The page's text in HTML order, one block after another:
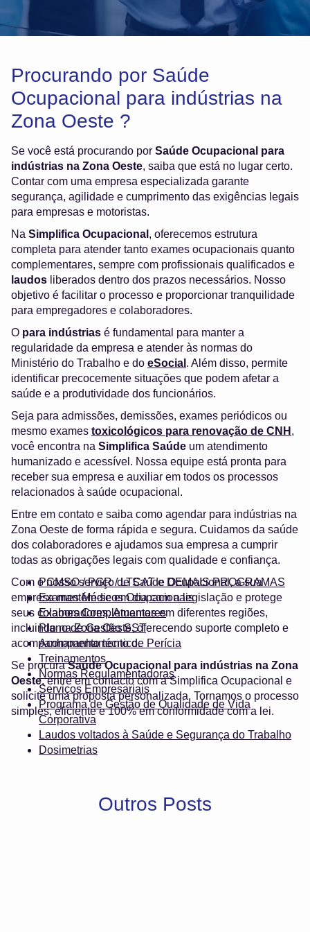
Procurando por Saúde
Ocupacional para indústrias na
Zona Oeste ?
Se você está procurando por Saúde Ocupacional para
indústrias na Zona Oeste, saiba que está no lugar certo.
Contar com uma empresa especializada garante
segurança, agilidade e cumprimento das exigências legais
para empresas e motoristas.
Na Simplifica Ocupacional , oferecemos estrutura
completa para atender tanto exames ocupacionais quanto
complementares, sempre com profissionais qualificados e
laudos liberados dentro dos prazos necessários. Nosso
objetivo é facilitar o processo e proporcionar tranquilidade
para empregadores e colaboradores.
O para indústrias é fundamental para manter a
regularidade da empresa e atender às normas do
Ministério do Trabalho e do eSocial . Além disso, permite
identificar precocemente situações que podem afetar a
saúde e a produtividade dos funcionários.
Seja para admissões, demissões, exames periódicos ou
mesmo exames toxicológicos para renovação de CNH ,
você encontra na Simplifica Saúde um atendimento
humanizado e acessível. Nossa equipe está pronta para
receber sua empresa e auxiliar em todos os processos
relacionados à saúde ocupacional.
Entre em contato e saiba como agendar para indústrias na
Zona Oeste de forma rápida e segura. Cuidamos da saúde
dos colaboradores e ajudamos sua empresa a cumprir
todas as obrigações legais com qualidade e confiança.
PCMSO / PGR / LTCAT e DEMAIS PROGRAMAS
Exames Médicos Ocupacionais
Exames Complementares
Plano de Gestão SST
Acompanhamento de Perícia
Treinamentos
Normas Regulamentadoras
Serviços Empresariais
Programa de Gestão de Qualidade de Vida
Corporativa
Laudos voltados à Saúde e Segurança do Trabalho
Dosimetrias
Com o nosso serviço de Saúde Ocupacional, a sua
empresa mantém-se em dia com a legislação e protege
seus colaboradores. Atuamos em diferentes regiões,
incluindo na Zona Oeste, oferecendo suporte completo e
acompanhamento técnico.
Se procuraSaúde Ocupacional para indústrias na Zona
Oeste, entre em contacto com a Simplifica Ocupacional e
solicite uma proposta personalizada. Tornamos o processo
simples, eficiente e 100% em conformidade com a lei.
Outros Posts